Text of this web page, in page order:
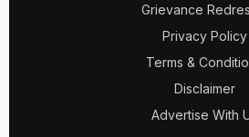
Grievance
Privacy Policy
Terms &
Disclaimer
Advertise With